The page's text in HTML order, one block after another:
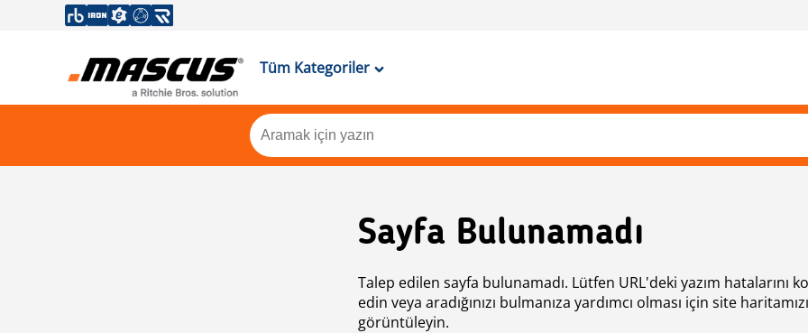
Tüm Kategoriler
Sayfa Bulunamadı
Talep edilen sayfa bulunamadı. Lütfen URL'deki yazım hatalarını
edin veya aradığınızı bulmanıza yardımcı olması için site haritamızı
görüntüleyin.